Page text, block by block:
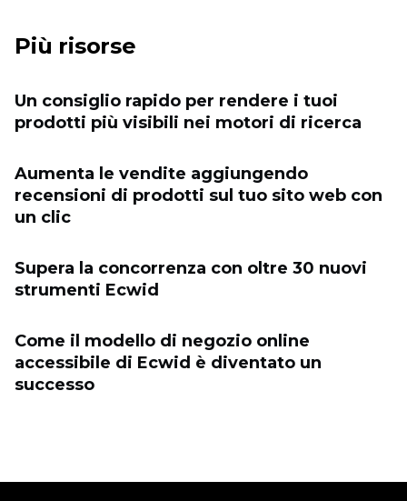
Più risorse
Un consiglio rapido per rendere i tuoi
prodotti più visibili nei motori di ricerca
Aumenta le vendite aggiungendo
recensioni di prodotti sul tuo sito web con
un clic
Supera la concorrenza con oltre 30 nuovi
strumenti Ecwid
Come il modello di negozio online
accessibile di Ecwid è diventato un
successo